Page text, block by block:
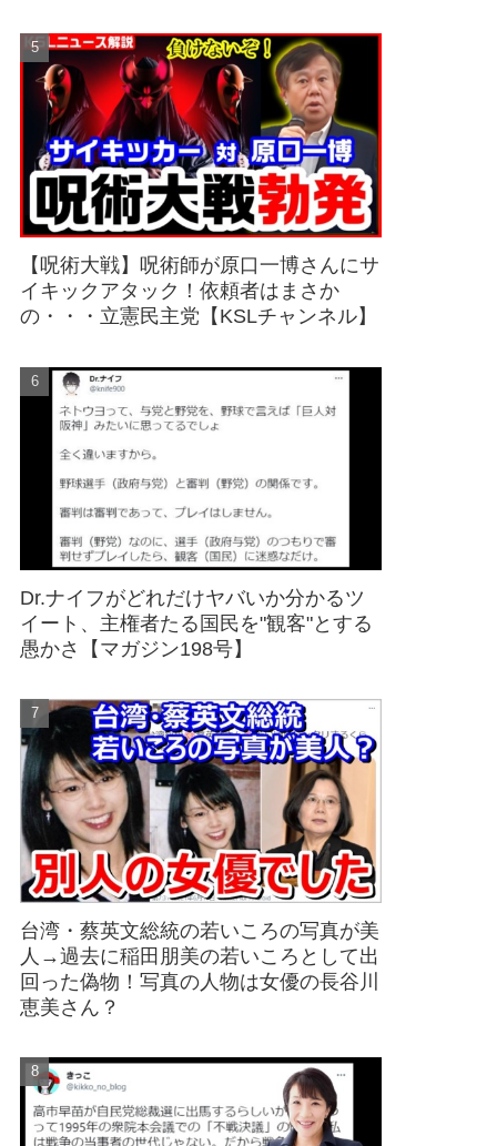
【呪術大戦】呪術師が原口一博さんにサ
イキックアタック！依頼者はまさか
の・・・立憲民主党【KSLチャンネル】
Dr.ナイフがどれだけヤバいか分かるツ
イート、主権者たる国民を"観客"とする
愚かさ【マガジン198号】
台湾・蔡英文総統の若いころの写真が美
人→過去に稲田朋美の若いころとして出
回った偽物！写真の人物は女優の長谷川
恵美さん？